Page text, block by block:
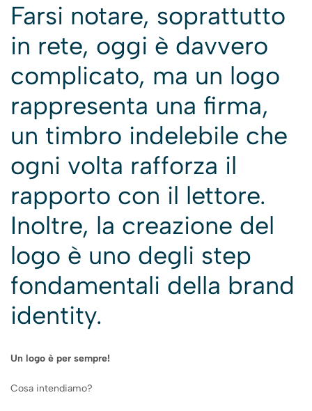
Farsi notare, soprattutto
in rete, oggi è davvero
complicato, ma un logo
rappresenta una firma,
un timbro indelebile che
ogni volta rafforza il
rapporto con il lettore.
Inoltre, la creazione del
logo è uno degli step
fondamentali della brand
identity.
Un logo è per sempre!
Cosa intendiamo?